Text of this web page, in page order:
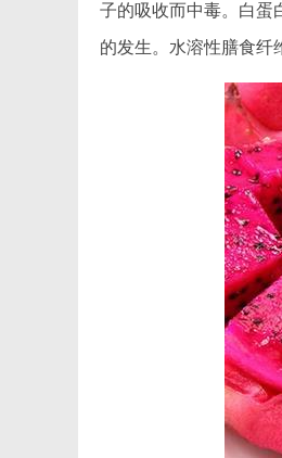
子的吸收而中毒。白蛋
的发生。水溶性膳食纤